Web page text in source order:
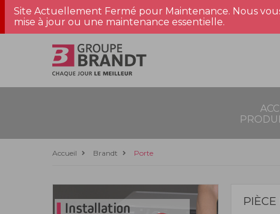
Site Actuellement Fermé pour Maintenance. Nous
mise à jour ou une maintenance essentielle.
Accueil Brandt Porte
PIÈCE